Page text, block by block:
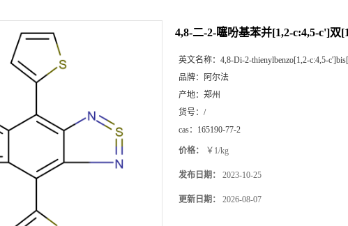
4,8-二-2-噻吩基苯并[1,2-c:4,5-c']双
英文名称： 4,8-Di-2-thienylbenzo[1,2-c:4,5-
品牌：
阿尔法
产地： 郑州
货号： /
cas： 165190-77-2
价格： ￥1/kg
发布日期： 2023-10-25
更新日期： 2026-08-07